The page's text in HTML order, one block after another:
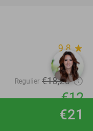
€21
9.8 star
Regulier €18,25
€12